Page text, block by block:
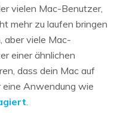
vielen Mac-Benutzer,
mehr zu laufen bringen
aber viele Mac-
einer ähnlichen
dass dein Mac auf
Anwendung wie